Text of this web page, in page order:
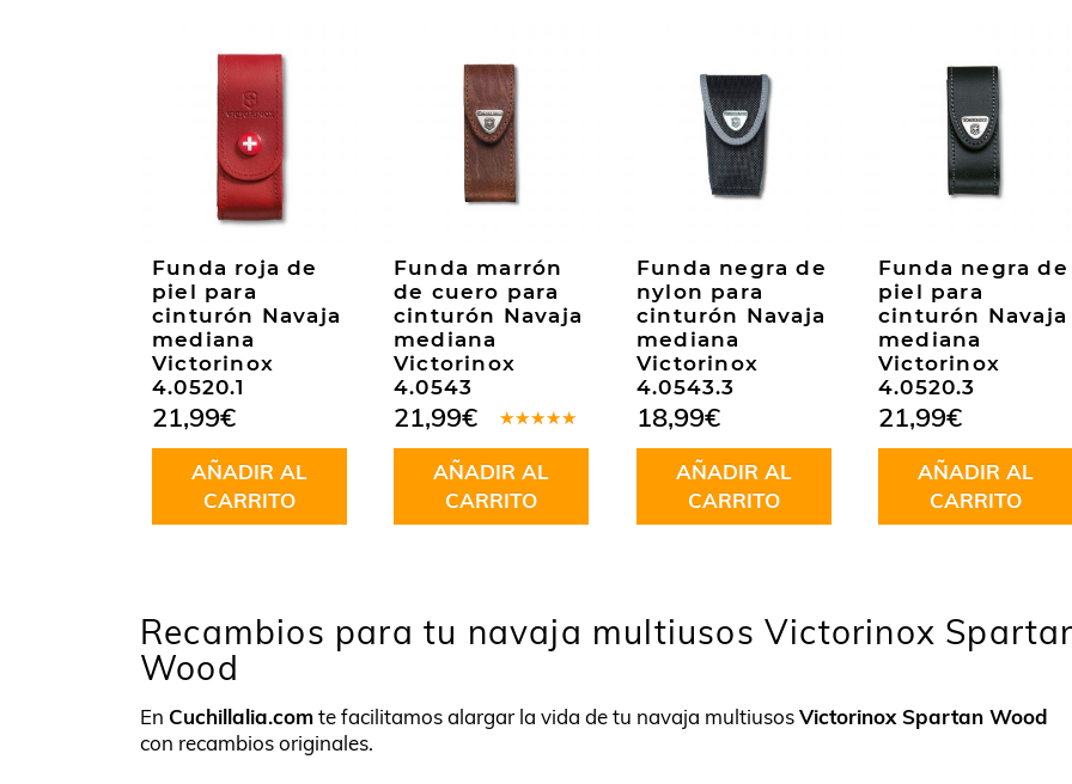
Funda roja de
piel para
cinturón Navaja
mediana
Victorinox
4.0520.1
21,99€
AÑADIR AL
CARRITO
Funda marrón
de cuero para
cinturón Navaja
mediana
Victorinox
4.0543
en4.50
de 5
21,99€
AÑADIR AL
CARRITO
Funda negra de
nylon para
cinturón Navaja
mediana
Victorinox
4.0543.3
18,99€
AÑADIR AL
CARRITO
Funda negra de
piel para
cinturón Navaja
mediana
Victorinox
4.0520.3
21,99€
AÑADIR AL
CARRITO
Recambios para tu navaja multiusos Victorinox
Wood
En Cuchillalia.comte facilitamos alargar la vida de tu navaja multiusosVictorinox Spartan Wood
con recambios originales.